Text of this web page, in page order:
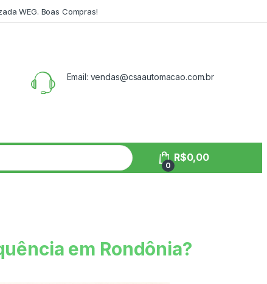
WEG. Boas Compras!
Email: vendas@csaautomacao.com.br
0
R$0,00
em Rondônia?